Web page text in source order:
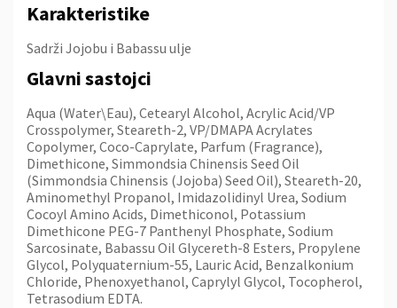
Karakteristike
Sadrži Jojobu i Babassu ulje
Glavni sastojci
Aqua (Water\Eau), Cetearyl Alcohol, Acrylic Acid/VP
Crosspolymer, Steareth-2, VP/DMAPA Acrylates
Copolymer, Coco-Caprylate, Parfum (Fragrance),
Dimethicone, Simmondsia Chinensis Seed Oil
(Simmondsia Chinensis (Jojoba) Seed Oil), Steareth-20,
Aminomethyl Propanol, Imidazolidinyl Urea, Sodium
Cocoyl Amino Acids, Dimethiconol, Potassium
Dimethicone PEG-7 Panthenyl Phosphate, Sodium
Sarcosinate, Babassu Oil Glycereth-8 Esters, Propylene
Glycol, Polyquaternium-55, Lauric Acid, Benzalkonium
Chloride, Phenoxyethanol, Caprylyl Glycol, Tocopherol,
Tetrasodium EDTA.